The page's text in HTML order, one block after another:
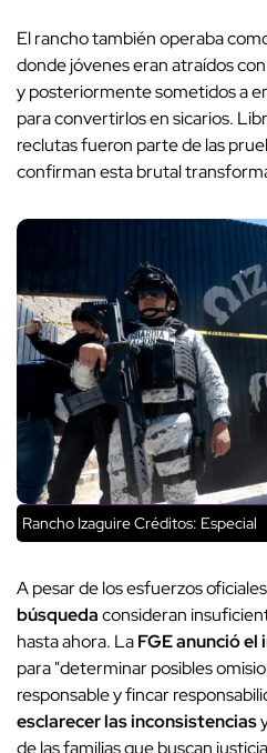
El rancho también operaba
donde jóvenes eran atraídos con
y posteriormente sometidos a
para convertirlos en sicarios.
reclutas fueron parte de las
confirman esta brutal
Rancho IzaguireCréditos: Especial
A pesar de los esfuerzos
búsquedaconsideran
hasta ahora. LaFGE anunció
para "determinar posibles
responsable y fincar
esclarecer las inconsistencias